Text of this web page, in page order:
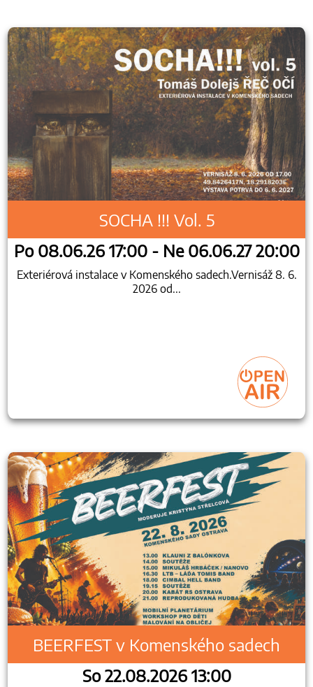
SOCHA !!! Vol. 5
Po 08.06.26 17:00 - Ne 06.06.27 20:00
Exteriérová instalace v Komenského sadech.Vernisáž 8. 6.
2026 od...
BEERFEST v Komenského sadech
So 22.08.2026 13:00